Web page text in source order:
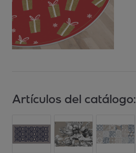
Artículos del catálogo: